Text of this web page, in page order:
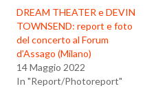
DREAM THEATER e DEVIN
TOWNSEND: report e foto
del concerto al Forum
d’Assago (Milano)
14 Maggio 2022
In "Report/Photoreport"